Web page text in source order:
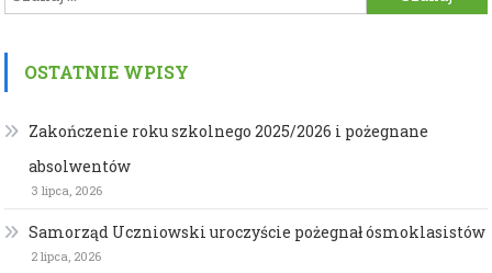
OSTATNIE WPISY
Zakończenie roku szkolnego 2025/2026 i pożegnane
absolwentów
3 lipca, 2026
Samorząd Uczniowski uroczyście pożegnał ósmoklasistów
2 lipca, 2026